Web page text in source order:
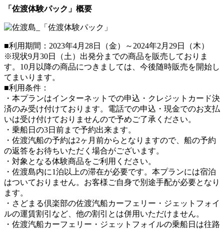
「佐渡体験パック」概要
■利用期間：2023年4月28日（金）～2024年2月29日（木）
※現状9⽉30⽇（⼟）出発分までの商品を販売しておりま
す。10⽉以降の商品につきましては、今後随時販売を開始し
てまいります。
■利用条件：
・本プランはインターネットでの申込・クレジットカード決
済のみ受け付けております。電話での申込・現金でのお支払
いは受け付けておりませんので予めご了承ください。
・乗船日の3日前まで予約出来ます。
・佐渡汽船の予約は2ヶ月前からとなりますので、船の予約
の返答をお待ちいただく場合がございます。
・対象となる体験商品をご利用ください。
・佐渡島内に1泊以上の滞在が必要です。本プランには宿泊
はついておりません。お客様ご自身で別途手配が必要となり
ます。
・さどまる倶楽部の佐渡汽船カーフェリー・ジェットフォイ
ルの運賃割引など、他の割引とは併用いただけません。
・佐渡汽船カーフェリー・ジェットフォイルの乗船日は往路